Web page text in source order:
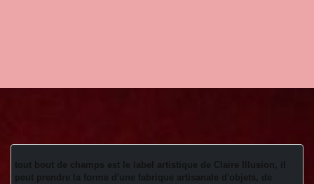
tout bout de champs est le label artistique de Claire Illusion, il
peut prendre la forme d'une fabrique artisanale d'objets, de